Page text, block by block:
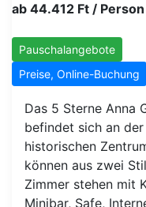
ab 44.412 Ft /
Pauschalangebote
Preise, Online-Buchung
Das 5 Sterne Anna
befindet sich an
historischen
können aus zwei
Zimmer stehen mit
Minibar, Safe,